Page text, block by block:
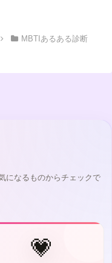
MBTIあるある診断
になるものからチェックで
💗